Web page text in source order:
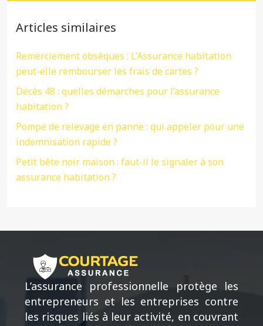
Articles similaires
Remerciement obsèques : L’Assurance habitation
peut-elle rembourser les frais de cartes ?
Décès 48 : quelles démarches pour l’assurance
habitation ?
Pompe de relevage en panne : qui appeler pour une
indemnisation rapide ?
Petit bête noir maison : faut-il le signaler à son
assurance habitation ?
L’assurance professionnelle protège les
entrepreneurs et les entreprises contre
les risques liés à leur activité, en couvrant